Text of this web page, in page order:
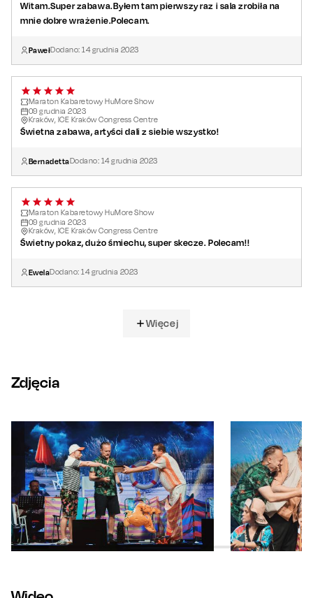
Witam.Super zabawa.Byłem tam pierwszy raz i sala zrobiła na
mnie dobre wrażenie.Polecam.
PawełDodano:14 grudnia 2023
Maraton Kabaretowy HuMore Show
09 grudnia 2023
Kraków, ICE Kraków Congress Centre
Świetna zabawa, artyści dali z siebie wszystko!
BernadettaDodano: 14grudnia 2023
Maraton Kabaretowy HuMore Show
09 grudnia 2023
Kraków, ICE Kraków Congress Centre
Świetny pokaz, dużo śmiechu, super skecze. Polecam!!
EwelaDodano:14 grudnia 2023
Więcej
Zdjęcia